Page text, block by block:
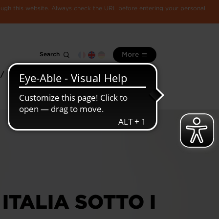
this website. Always check the URL before entering your personal
Search More
/
information
Luxembourg
economy
SOTTO I